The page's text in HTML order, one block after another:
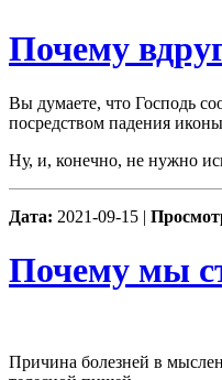
Почему
Вы думаете, что Господь
посредством падения
Ну, и, конечно, не нужно
Дата: 2021-09-15 |
Почему мы
Причина болезней в